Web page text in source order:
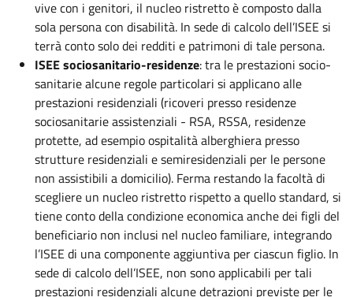
vive con i genitori, il nucleo ristretto è composto dalla
sola persona con disabilità. In sede di calcolo dell’ISEE si
terrà conto solo dei redditi e patrimoni di tale persona.
ISEE sociosanitario-residenze: tra le prestazioni socio-
sanitarie alcune regole particolari si applicano alle
prestazioni residenziali (ricoveri presso residenze
sociosanitarie assistenziali - RSA, RSSA, residenze
protette, ad esempio ospitalità alberghiera presso
strutture residenziali e semiresidenziali per le persone
non assistibili a domicilio). Ferma restando la facoltà di
scegliere un nucleo ristretto rispetto a quello standard, si
tiene conto della condizione economica anche dei figli del
beneficiario non inclusi nel nucleo familiare, integrando
l’ISEE di una componente aggiuntiva per ciascun figlio. In
sede di calcolo dell’ISEE, non sono applicabili per tali
prestazioni residenziali alcune detrazioni previste per le